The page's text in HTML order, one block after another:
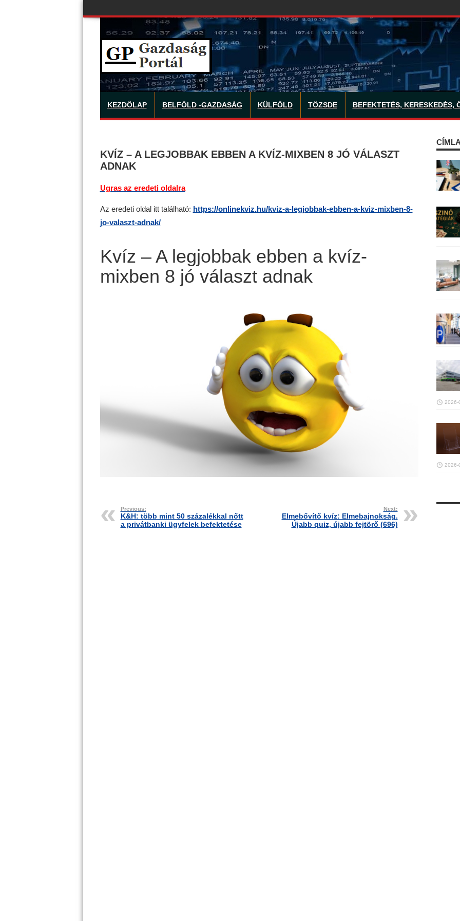
KEZDŐLAP BELFÖLD -GAZDASÁG KÜLFÖLD TŐZSDE BEFEKTETÉS, KERESKEDÉS,
KVÍZ – A LEGJOBBAK EBBEN A KVÍZ-MIXBEN 8 JÓ VÁLASZT
ADNAK
Ugras az eredeti oldalra
Az eredeti oldal itt található: https://onlinekviz.hu/kviz-a-legjobbak-ebben-a-kviz-mixben-8-
jo-valaszt-adnak/
Kvíz – A legjobbak ebben a kvíz-
mixben 8 jó választ adnak
Previous:
K&H: több mint 50 százalékkal nőtt
a privátbanki ügyfelek befektetése
Next:
Elmebővítő kvíz: Elmebajnokság.
Újabb quiz, újabb fejtörő (696)
2026-
2026-